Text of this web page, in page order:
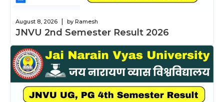
August 8, 2026 by Ramesh
JNVU 2nd Semester Result 2026